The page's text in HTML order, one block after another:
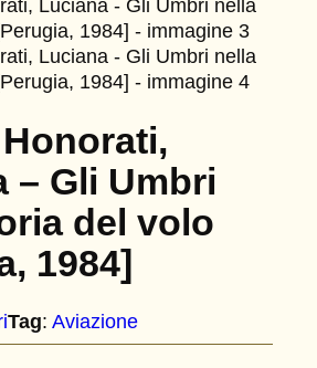
– Gli Umbri
del volo
1984]
Tag: Aviazione